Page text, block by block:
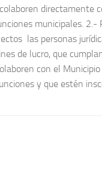
directamente
municipales. 2.-
las personas
de lucro, que
con el
y que estén